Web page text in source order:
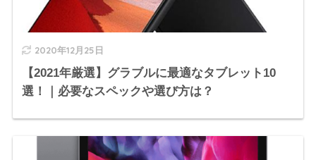
2020年12月25日
【2021年厳選】グラブルに最適なタブレット10
選！｜必要なスペックや選び方は？